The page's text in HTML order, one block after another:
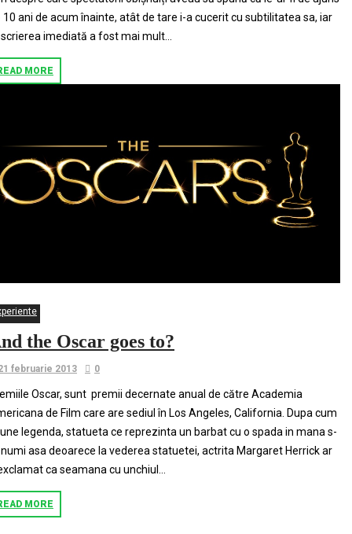
10 ani de acum înainte, atât de tare i-a cucerit cu subtilitatea sa, iar
imediată a fost mai mult...
MORE
the Oscar goes to?
februarie 2013 0
Oscar, sunt premii decernate anual de către Academia
de Film care are sediul în Los Angeles, California. Dupa cum
legenda, statueta ce reprezinta un barbat cu o spada in mana s-
asa deoarece la vederea statuetei, actrita Margaret Herrick ar
ca seamana cu unchiul...
MORE